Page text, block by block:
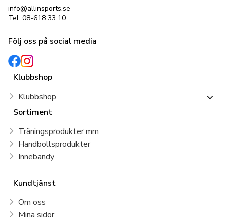
info@allinsports.se
Tel: 08-618 33 10
Följ oss på social media
Klubbshop
Klubbshop
Sortiment
Träningsprodukter mm
Handbollsprodukter
Innebandy
Kundtjänst
Om oss
Mina sidor